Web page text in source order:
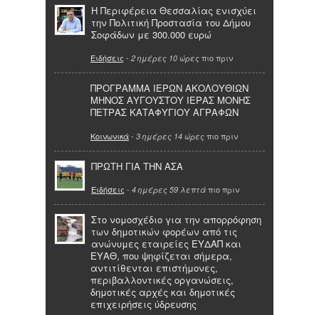
Η Περιφέρεια Θεσσαλίας ενισχύει
την Πολιτική Προστασία του Δήμου
Σοφάδων με 300.000 ευρώ
Ειδήσεις - 2 ημέρες 10 ώρες πιο πριν
ΠΡΟΓΡΑΜΜΑ ΙΕΡΩΝ ΑΚΟΛΟΥΘΙΩΝ
ΜΗΝΟΣ ΑΥΓΟΥΣΤΟΥ ΙΕΡΑΣ ΜΟΝΗΣ
ΠΕΤΡΑΣ ΚΑΤΑΦΥΓΙΟΥ ΑΓΡΑΦΩΝ
Κοινωνικά- 3 ημέρες 14 ώρες πιο πριν
ΠΡΩΤΗ ΓΙΑ ΤΗΝ ΑΣΑ
Ειδήσεις - 4 ημέρες 59 λεπτά πιο πριν
Στο νομοσχέδιο για την απορρόφηση
των δημοτικών φορέων από τις
ανώνυμες εταιρείες ΕΥΔΑΠ και
ΕΥΑΘ, που ψηφίζεται σήμερα,
αντιτίθενται επιστήμονες,
περιβαλλοντικές οργανώσεις,
δημοτικές αρχές και δημοτικές
επιχειρήσεις ύδρευσης